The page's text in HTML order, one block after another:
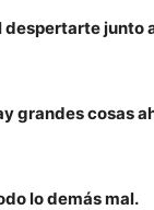
despertarte
grandes cosas
lo demás mal.